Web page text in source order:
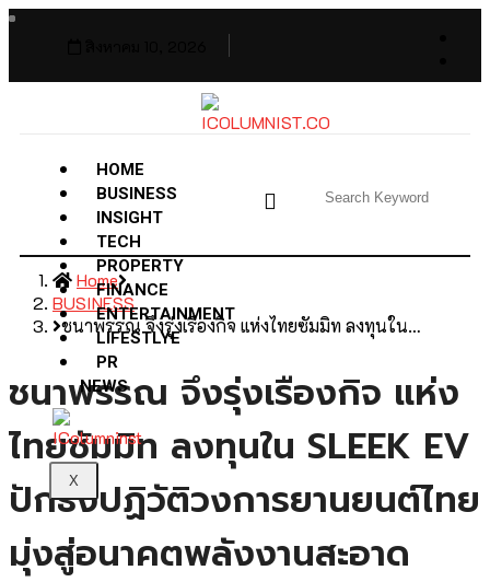
HOME
BUSINESS
INSIGHT
TECH
PROPERTY
FINANCE
ENTERTAINMENT
LIFESTLYE
PR
NEWS
X
Home
BUSINESS
ชนาพรรณ จึงรุ่งเรืองกิจ แห่งไทยซัมมิท ลงทุนใน…
ชนาพรรณ จึงรุ่งเรืองกิจ แห่ง
ไทยซัมมิท ลงทุนใน SLEEK EV
ปักธงปฏิวัติวงการยานยนต์ไทย
มุ่งสู่อนาคตพลังงานสะอาด